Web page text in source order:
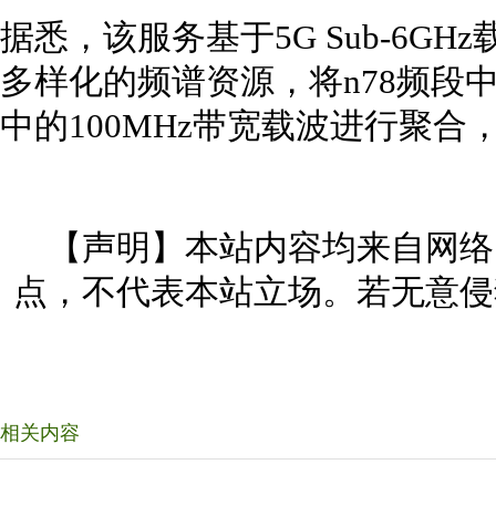
据悉，该服务基于5G Sub-
多样化的频谱资源，将n78频段
中的100MHz带宽载波进行聚合
【声明】本站内容均来自网
点，不代表本站立场。若无意
相关内容